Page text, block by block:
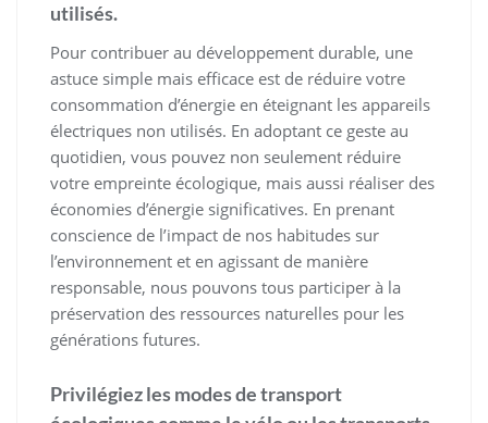
utilisés.
Pour contribuer au développement durable, une
astuce simple mais efficace est de réduire votre
consommation d’énergie en éteignant les appareils
électriques non utilisés. En adoptant ce geste au
quotidien, vous pouvez non seulement réduire
votre empreinte écologique, mais aussi réaliser des
économies d’énergie significatives. En prenant
conscience de l’impact de nos habitudes sur
l’environnement et en agissant de manière
responsable, nous pouvons tous participer à la
préservation des ressources naturelles pour les
générations futures.
Privilégiez les modes de transport